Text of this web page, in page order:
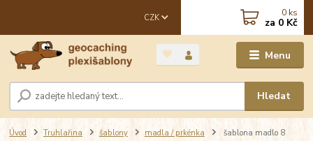
Menu
CZK
Hledat
0 ks
za 0 Kč
Úvod Truhlařina šablony madla / prkénka šablona madlo 8